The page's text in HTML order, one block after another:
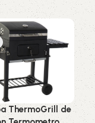
ThermoGrill de
-